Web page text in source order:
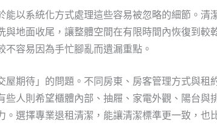
能以系統化方式處理這些容易被忽略的細節。
與地面收尾，讓整體空間在有限時間內恢復到
不容易因為手忙腳亂而遺漏重點。
屋期待」的問題。不同房東、房客管理方式與
些人則希望櫃體內部、抽屜、家電外觀、陽台
。選擇專業退租清潔，能讓清潔標準更一致，也